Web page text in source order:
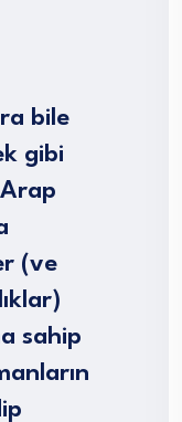
bile
gibi
(ve
sahip